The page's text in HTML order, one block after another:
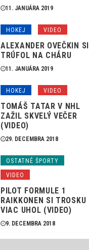
11. JANUÁRA 2019
HOKEJ VIDEO
ALEXANDER OVEČKIN SI
TRÚFOL NA CHÁRU
11. JANUÁRA 2019
HOKEJ VIDEO
TOMÁŠ TATAR V NHL
ZAŽIL SKVELÝ VEČER
(VIDEO)
29. DECEMBRA 2018
OSTATNÉ ŠPORTY
VIDEO
PILOT FORMULE 1
RAIKKONEN SI TROSKU
VIAC UHOL (VIDEO)
9. DECEMBRA 2018